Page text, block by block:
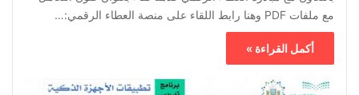
مع ملفات PDF وهنا رابط اللقاء على منصة العطاء الرقمي:…
أكمل القراءة »